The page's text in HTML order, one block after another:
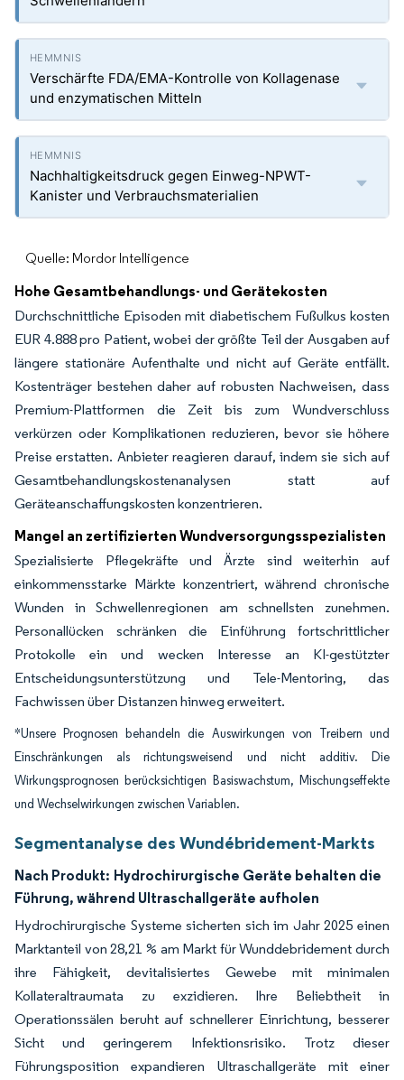
Verschärfte FDA/EMA-Kontrolle von Kollagenase
und enzymatischen Mitteln
Nachhaltigkeitsdruck gegen Einweg-NPWT-
Kanister und Verbrauchsmaterialien
Quelle: Mordor Intelligence
Hohe Gesamtbehandlungs- und Gerätekosten
Durchschnittliche Episoden mit diabetischem Fußulkus kosten
EUR 4.888 pro Patient, wobei der größte Teil der Ausgaben auf
längere stationäre Aufenthalte und nicht auf Geräte entfällt.
Kostenträger bestehen daher auf robusten Nachweisen, dass
Premium-Plattformen die Zeit bis zum Wundverschluss
verkürzen oder Komplikationen reduzieren, bevor sie höhere
Preise erstatten. Anbieter reagieren darauf, indem sie sich auf
Gesamtbehandlungskostenanalysen statt auf
Geräteanschaffungskosten konzentrieren.
Mangel an zertifizierten Wundversorgungsspezialisten
Spezialisierte Pflegekräfte und Ärzte sind weiterhin auf
einkommensstarke Märkte konzentriert, während chronische
Wunden in Schwellenregionen am schnellsten zunehmen.
Personallücken schränken die Einführung fortschrittlicher
Protokolle ein und wecken Interesse an KI-gestützter
Entscheidungsunterstützung und Tele-Mentoring, das
Fachwissen über Distanzen hinweg erweitert.
*Unsere Prognosen behandeln die Auswirkungen von Treibern und
Einschränkungen als richtungsweisend und nicht additiv. Die
Wirkungsprognosen berücksichtigen Basiswachstum, Mischungseffekte
und Wechselwirkungen zwischen Variablen.
Segmentanalyse des Wundébridement-Markts
Nach Produkt: Hydrochirurgische Geräte behalten die
Führung, während Ultraschallgeräte aufholen
Hydrochirurgische Systeme sicherten sich im Jahr 2025 einen
Marktanteil von 28,21 % am Markt für Wunddebridement durch
ihre Fähigkeit, devitalisiertes Gewebe mit minimalen
Kollateraltraumata zu exzidieren. Ihre Beliebtheit in
Operationssälen beruht auf schnellerer Einrichtung, besserer
Sicht und geringerem Infektionsrisiko. Trotz dieser
Führungsposition expandieren Ultraschallgeräte mit einer